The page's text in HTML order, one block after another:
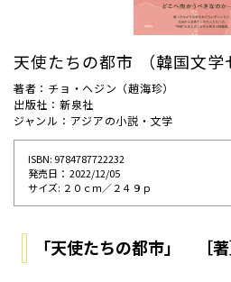
天使たちの都市 （韓国文学
著者：チョ・ヘジン（趙海珍）
出版社：新泉社
ジャンル：アジアの小説・文学
ISBN: 9784787722232
発売⽇： 2022/12/05
サイズ: ２０ｃｍ／２４９ｐ
「天使たちの都市」 ［